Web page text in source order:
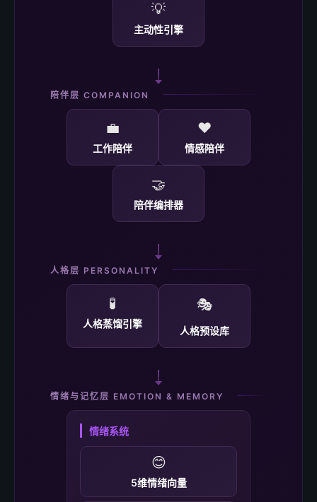
💡
主动性引擎
陪伴层 COMPANION
💼
工作陪伴
❤️
情感陪伴
🤝
陪伴编排器
人格层 PERSONALITY
🧪
人格蒸馏引擎
🎭
人格预设库
情绪与记忆层 EMOTION & MEMORY
情绪系统
😊
5维情绪向量